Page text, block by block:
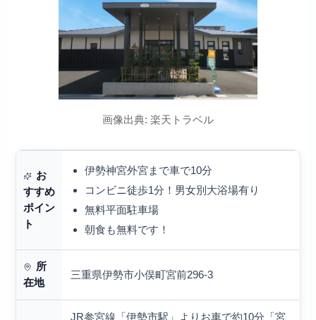
画像出典: 楽天トラベル
お
すすめ
ポイン
ト
伊勢神宮外宮まで車で10分
コンビニ徒歩1分！男女別大浴場有り
無料平面駐車場
朝食も無料です！
所
在地
三重県伊勢市小俣町宮前296-3
JR参宮線「伊勢市駅」よりお車で約10分「宮